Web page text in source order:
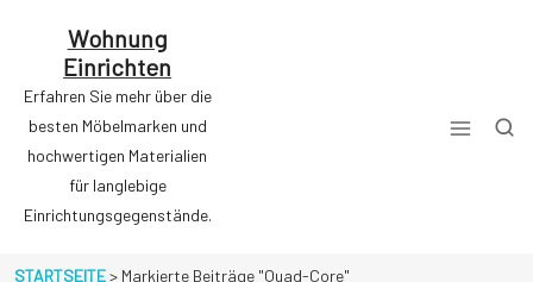
Wohnung
Einrichten
Erfahren Sie mehr über die
besten Möbelmarken und
hochwertigen Materialien
für langlebige
Einrichtungsgegenstände.
STARTSEITE> Markierte Beiträge "Quad-Core"